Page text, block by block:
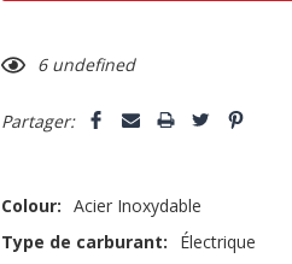
n’en
plus
6 undefined
Partager:
Colour: Acier Inoxydable
Type de carburant:
Électrique